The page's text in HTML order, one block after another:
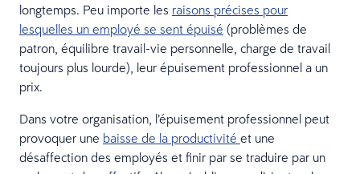
longtemps. Peu importe les raisons précises pour
lesquelles un employé se sent épuisé (problèmes de
patron, équilibre travail-vie personnelle, charge de travail
toujours plus lourde), leur épuisement professionnel a un
prix.
Dans votre organisation, l’épuisement professionnel peut
provoquer une baisse de la productivité et une
désaffection des employés et finir par se traduire par un